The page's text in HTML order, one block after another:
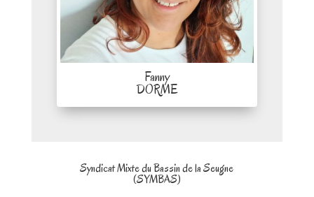
Fanny
DORME
Syndicat Mixte du Bassin de la Seugne
(SYMBAS)